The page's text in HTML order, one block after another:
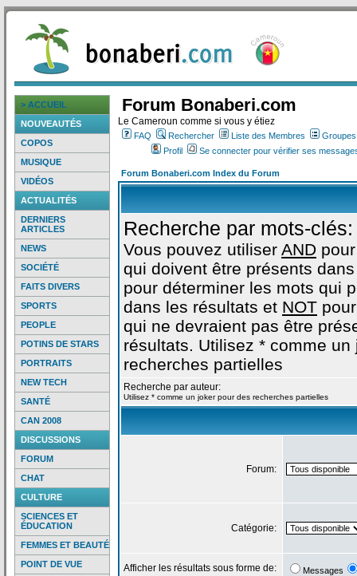
> ACCUEIL
NOUVEAUTÉS
COPOS
MUSIQUE
VIDÉOS
ACTUALITÉS
DERNIERS
ARTICLES
NEWS
SOCIÉTÉ
FAITS DIVERS
SPORTS
PEOPLE
POTINS DE STARS
PORTRAITS
NEW TECH
SANTÉ
CAN 2008
DISCUSSIONS
FORUM
CHAT
CULTURE
SCIENCES ET
ÉDUCATION
FEMMES ET BEAUTÉ
POINT DE VUE
Forum Bonaberi.com
Le Cameroun comme si vous y étiez
FAQ Rechercher Liste des Membres
Profil
Se connecter pour vérifier ses
Forum Bonaberi.com Index du Forum
Recherche par mots-clés:
Vous pouvez utiliser AND
qui doivent être présents
pour déterminer les mots qui
dans les résultats et NOT
qui ne devraient pas être
résultats. Utilisez * comme un
recherches partielles
Recherche par auteur:
Utilisez * comme un joker pour des recherches partielles
Forum:
Catégorie:
Afficher les résultats sous forme de: Messages